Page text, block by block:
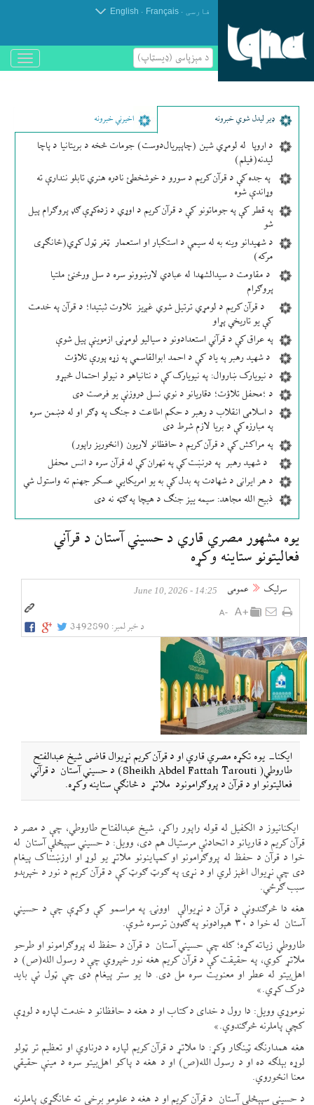
فارسی .
Français
.
English
د مېزپاسى (ډیسټاپ)
باز
و
ډير لیدل شوي خبرونه اخیرني خبرونه
د اروپا له لومړي شین (چاپېریال‌دوست) جومات څخه د بریتانیا د پاچا
لیدنه(فیلم)
په جده کې د قرآن کریم د سورو د خوشخطئ نادره هنري تابلو نندارې ته
وړاندې شوه
په قطر کې په جوماتونو کې د قرآن کریم د اوړي د زده‌کړې ګډ پروګرام پیل
شو
د شهیدانو وینه به له سیمې د استکبار او استعمار ټغر ټول کړي(ځانګړی
مرکه)
د مقاومت د سیدالشهدا له عبادي لارښوونو سره د سل ورځنئ ملتیا
پروګرام
د قرآن کریم د لومړي ترتیل شوي غږیز تلاوت ثبتیدا؛ د قرآن په خدمت
کې یو تاریخي پړاو
په عراق کې د قرآني استعدادونو د سیالیو لومړنۍ ازموینې پیل شوې
د شهید رهبر په یاد کې د احمد ابوالقاسمي په زړه پورې تلاؤت
د نیویارک ښاروال: په نیویارک کې د نتانیاهو د نیولو احتمال څېړو
د ؛محفل تلاؤت؛ دقاریانو د نوي نسل دروزنې یو فرصت دی
د اسلامی انقلاب د رهبر د حکم اطاعت د جنګ په ډګر او له دښمن سره
په مبارزه کې د بریا لازم شرط دی
په مراکش کې د قرآن کریم د حافظانو لاریون (انځوریز راپور)
د شهید رهبر په درنښت کې په تهران کې له قرآن سره د انس محفل
د هر ایرانی د شهادت په بدل کې به یو امریکایي عسکر جهنم ته واستول شي
ذبیح الله مجاهد: سیمه ییز جنګ د هیچا په ګټه نه دی
یوه مشهور مصري قاري د حسيني آستان د قرآني
فعالیتونو ستاینه وکړه
سرلیک عمومی 14:25 - June 10, 2026
د خبر لمبر: 3492890
ایکنا- یوه تکړه مصري قاري او د قرآن کریم نړیوال قاضی شیخ عبدالفتح
طاروطي( Sheikh Abdel Fattah Tarouti) د حسيني آستان د قرآني
فعالیتونو او د قرآن د پروګرامونود ملاتړ د څانګې ستاینه وکړه.
ایکنانیوز د الکفیل له قوله راپور راکړ، شیخ عبدالفتاح طاروطي، چې د مصر د
قرآن کریم د قاریانو د اتحادئې مرستیال هم دی، وویل: د حسيني سپېڅلې آستان له
خوا د قرآن د حفظ له پروګرامونو او کمپاینونو ملاتړ یو لوړ او ارزښتناک پیغام
دی چې نړیوال اغېز لري او د نړۍ په ګوټ ګوټ کې د قرآن کریم د نور د خپرېدو
سبب ګرځي.
هغه دا څرګندونې د قرآن د نړیوالې اوونۍ په مراسمو کې وکړې چې د حسيني
آستان له خوا د ۳۰ هېوادونو په ګډون ترسره شوې.
طاروطي زیاته کړه؛ کله چې حسيني آستان د قرآن د حفظ له پروګرامونو او طرحو
ملاتړ کوي، په حقیقت کې د قرآن کریم هغه نور خپروي چې د رسول الله(ص) د
اهل‌بیتو له عطر او معنویت سره مل دی. دا یو ستر پیغام دی چې ټول ئې باید
درک کړي.»
نوموړي وویل: دا رول د خدای د کتاب او د هغه د حافظانو د خدمت لپاره د لوړې
کچې پاملرنه څرګندوي.»
هغه همدارنګه ټینګار وکړ: دا ملاتړ د قرآن کریم لپاره د درناوي او تعظیم تر ټولو
لوړه بېلګه ده او د رسول الله(ص) او د هغه د پاکو اهل‌بیتو سره د مینې حقیقي
معنا انځوروي.
د حسيني سپېڅلې آستان د قرآن کریم او د هغه د علومو برخې ته ځانګړې پاملرنه